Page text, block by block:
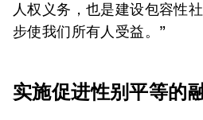
人权义务，也是建设包容性
步使我们所有人受益。”
实施促进性别平等的